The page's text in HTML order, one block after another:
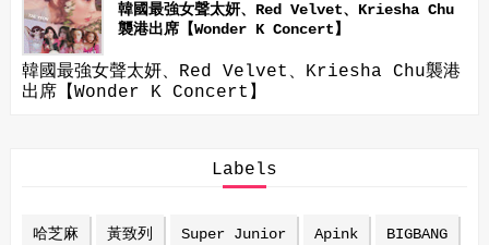
韓國最強女聲太妍、Red Velvet、Kriesha Chu
襲港出席【Wonder K Concert】
韓國最強女聲太妍、Red Velvet、Kriesha Chu襲港
出席【Wonder K Concert】
Labels
哈芝麻 黃致列 Super Junior Apink BIGBANG